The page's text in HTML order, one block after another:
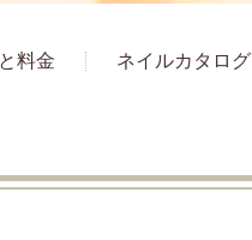
料金 ネイルカタログ